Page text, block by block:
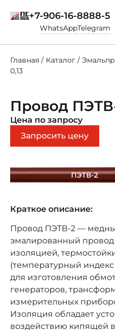
+7-906-16-8888-5
WhatsAppTelegram
Главная / Каталог /
0,13
Провод
Цена по запросу
Запросить цену
Краткое описание:
Провод ПЭТВ-2 —
эмалированный
изоляцией,
(температурный индекс
для изготовления
генераторов,
измерительных
Изоляция обладает
воздействию кипящей